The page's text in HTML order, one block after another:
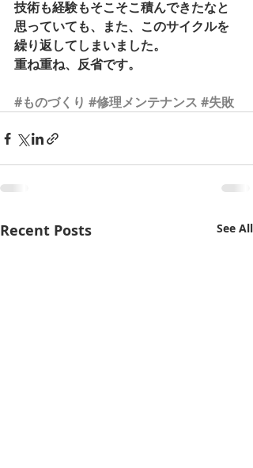
技術も経験もそこそこ積んできたなと
思っていても、また、このサイクルを
繰り返してしまいました。
重ね重ね、反省です。
#ものづくり #修理メンテナンス #失敗
Recent Posts See All